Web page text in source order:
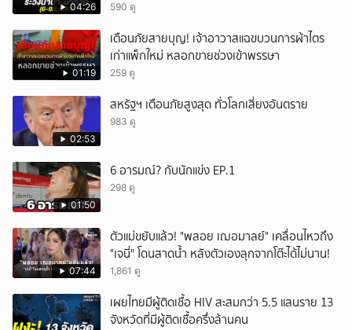
04:26 590 ดู
01:19
เตือนภัยสายบุญ! เจ้าอาวาสแฉขบวนการผ้าไตร
เก่าแพ็กใหม่ หลอกขายช่วงเข้าพรรษา
259 ดู
02:53
สหรัฐฯ เตือนภัยสูงสุด ทั่วโลกเสี่ยงอันตราย
983 ดู
01:50
6 อารมณ์? กับนักแข่ง EP.1
298 ดู
07:44
ตัวแม่ขยับแล้ว! "พลอย เฌอมาลย์" เคลื่อนไหวถึง
"เจนี่" โดนสาดน้ำ หลังตัวเองลุกจากโต๊ะได้ไม่นาน!
1,861 ดู
เผยไทยมีผู้ติดเชื้อ HIV สะสมกว่า 5.5 แสนราย 13
จังหวัดที่มีผู้ติดเชื้อครึ่งล้านคน